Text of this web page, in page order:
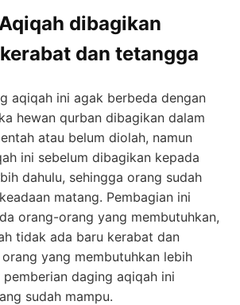
dibagikan
dan tetangga
aqiqah ini agak berbeda dengan
hewan qurban dibagikan dalam
atau belum diolah, namun
ini sebelum dibagikan kepada
dahulu, sehingga orang sudah
matang. Pembagian ini
orang-orang yang membutuhkan,
tidak ada baru kerabat dan
yang membutuhkan lebih
daging aqiqah ini
sudah mampu.